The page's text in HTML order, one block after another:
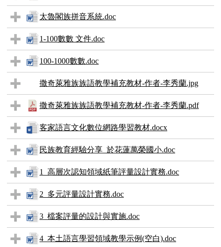
太魯閣族拼音系統.doc
1-100數數 文件.doc
100-1000數數.doc
撒奇萊雅族族語教學補充教材-作者-李秀蘭.jpg
撒奇萊雅族族語教學補充教材-作者-李秀蘭.pdf
客家語言文化數位網路學習教材.docx
民族教育經驗分享_於花蓮萬榮國小.doc
1_高層次認知領域紙筆評量設計實務.doc
2_多元評量設計實務.doc
3_檔案評量的設計與實施.doc
4_本土語言學習領域教學示例(空白).doc